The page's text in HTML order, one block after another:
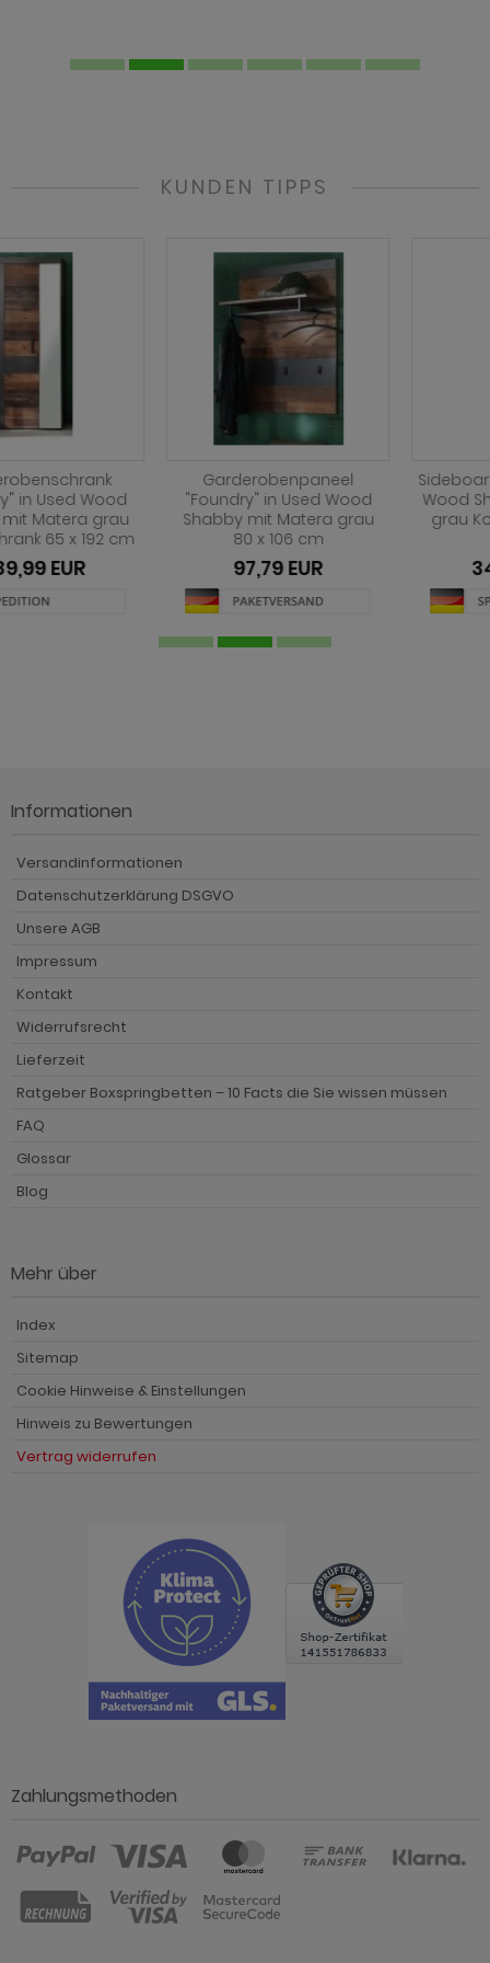
KUNDEN TIPPS
Garderobenpaneel
"Foundry" in Used Wood
Shabby mit Matera grau
80 x 106 cm
97,79 EUR
Sideboard Foundry in Used
Wood Shabby mit Matera
grau Kommode 178 x 77
347,79 EUR
Informationen
Versandinformationen
Datenschutzerklärung DSGVO
Unsere AGB
Impressum
Kontakt
Widerrufsrecht
Lieferzeit
Ratgeber Boxspringbetten – 10 Facts die Sie wissen müssen
FAQ
Glossar
Blog
Mehr über
Index
Sitemap
Cookie Hinweise & Einstellungen
Hinweis zu Bewertungen
Vertrag widerrufen
Zahlungsmethoden